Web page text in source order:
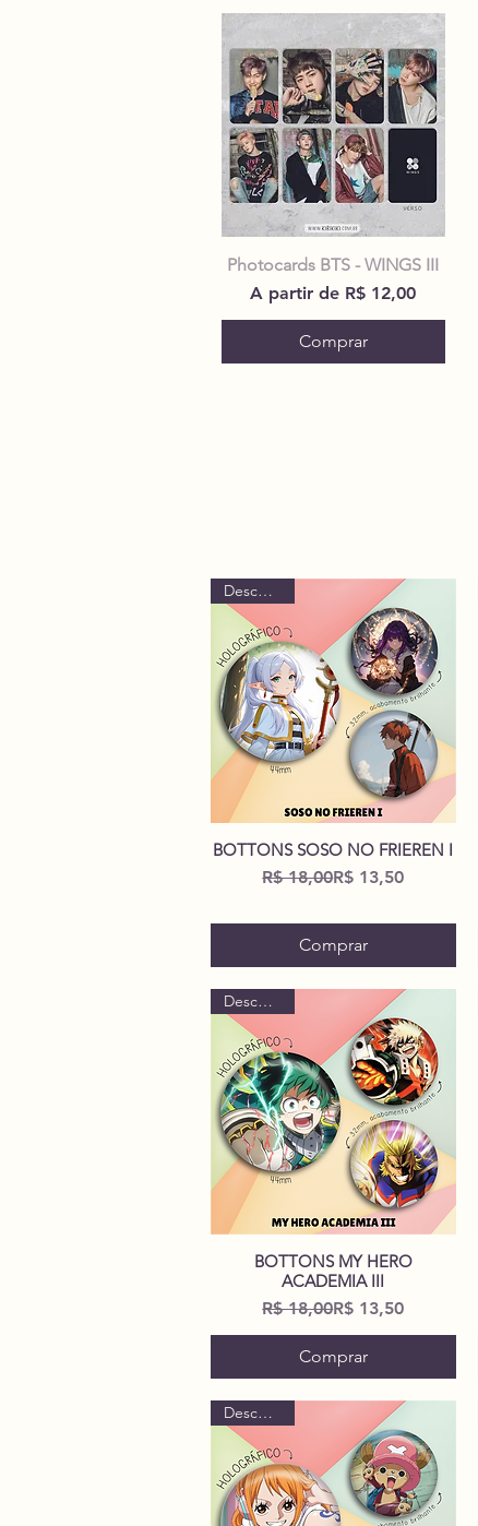
Photocards BTS - WINGS III
A partir de R$ 12,00
Preço promocional
Comprar
Visualização rápida
Descontão!
BOTTONS SOSO NO FRIEREN I
Preço normal
R$ 18,00Preço promocional
R$ 13,50
Comprar
Visualização rápida
Descontão!
BOTTONS MY HERO
ACADEMIA III
Preço normal
R$ 18,00Preço promocional
R$ 13,50
Comprar
Descontão!